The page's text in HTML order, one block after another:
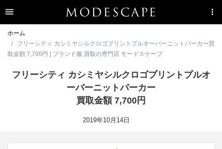
ホーム
フリーシティ カシミヤシルクロゴプリントプルオーバーニットパーカー買
取金額 7,700円 | ブランド服 買取の専門店 モードスケープ
フリーシティ カシミヤシルクロゴプリントプルオ
ーバーニットパーカー
買取金額 7,700円
2019年10月14日